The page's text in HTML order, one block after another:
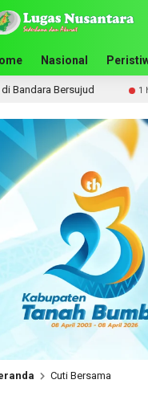
Nasional
1 hari lalu
Cuti Bersama